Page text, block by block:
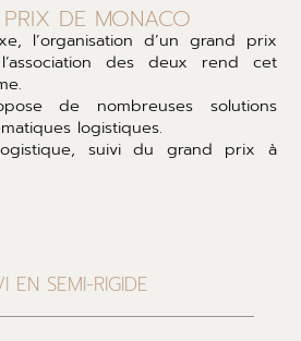
DE MONACO
l’organisation d’un grand prix
des deux rend cet
de nombreuses solutions
logistiques.
suivi du grand prix à
EN SEMI-RIGIDE